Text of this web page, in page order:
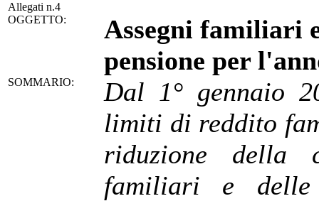
Allegati n.4
OGGETTO:
Assegni familiari
pensione per
SOMMARIO:
Dal 1° gennaio
limiti di reddito
riduzione della
familiari e delle